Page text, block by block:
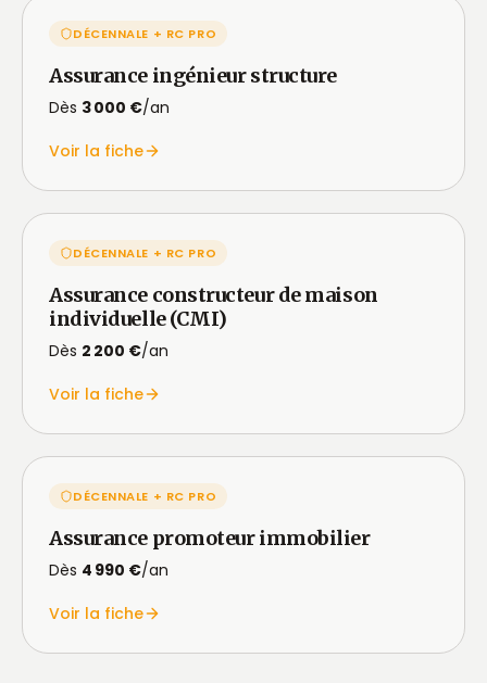
DÉCENNALE + RC PRO
Assurance ingénieur structure
Dès 3 000 €/an
Voir la fiche
DÉCENNALE + RC PRO
Assurance constructeur de maison
individuelle (CMI)
Dès 2 200 €/an
Voir la fiche
DÉCENNALE + RC PRO
Assurance promoteur immobilier
Dès 4 990 €/an
Voir la fiche